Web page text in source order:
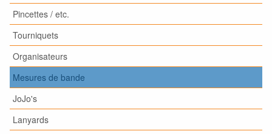
Pincettes / etc.
Tourniquets
Organisateurs
Mesures de bande
JoJo's
Lanyards